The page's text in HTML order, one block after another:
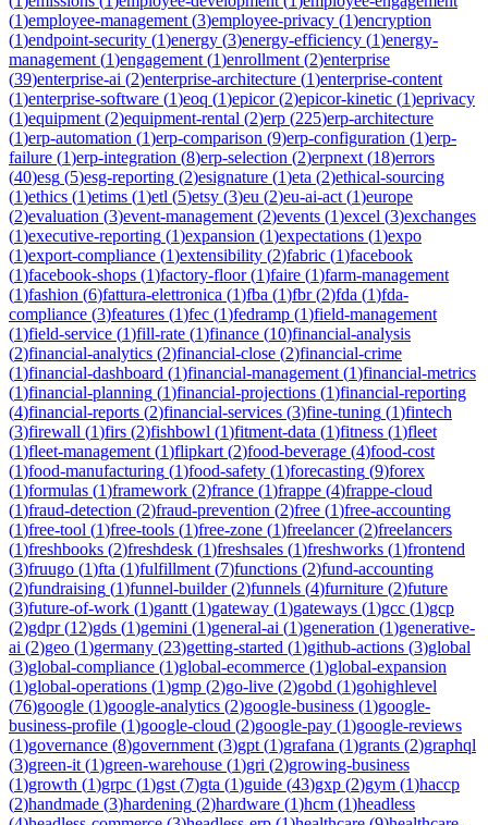
(1)employee-management (3)employee-privacy (1)encryption
(1)endpoint-security (1)energy (3)energy-efficiency (1)energy-
management (1)engagement (1)enrollment (2)enterprise
(39)enterprise-ai (2)enterprise-architecture (1)enterprise-content
(1)enterprise-software (1)eoq (1)epicor(2)epicor-kinetic (1)eprivacy
(1)equipment (2)equipment-rental (2)erp (225)erp-architecture
(1)erp-automation (1)erp-comparison (9)erp-configuration (1)erp-
failure (1)erp-integration (8)erp-selection (2)erpnext (18)errors
(40)esg (5)esg-reporting (2)esignature (1)eta (2)ethical-sourcing
(1)ethics (1)etims (1)etl (5)etsy (3)eu (2)eu-ai-act (1)europe
(2)evaluation (3)event-management (2)events (1)excel (3)exchanges
(1)executive-reporting (1)expansion (1)expectations (1)expo
(1)export-compliance (1)extensibility (2)fabric (1)facebook
(1)facebook-shops (1)factory-floor(1)faire (1)farm-management
(1)fashion (6)fattura-elettronica (1)fba (1)fbr(2)fda (1)fda-
compliance (3)features (1)fec (1)fedramp (1)field-management
(1)field-service (1)fill-rate (1)finance (10)financial-analysis
(2)financial-analytics (2)financial-close (2)financial-crime
(1)financial-dashboard (1)financial-management (1)financial-metrics
(1)financial-planning (1)financial-projections (1)financial-reporting
(4)financial-reports (2)financial-services (3)fine-tuning (1)fintech
(3)firewall (1)firs (2)fishbowl (1)fitment-data (1)fitness (1)fleet
(1)fleet-management (1)flipkart (2)food-beverage (4)food-cost
(1)food-manufacturing (1)food-safety (1)forecasting (9)forex
(1)formulas (1)framework (2)france (1)frappe (4)frappe-cloud
(1)fraud-detection (2)fraud-prevention (2)free (1)free-accounting
(1)free-tool (1)free-tools (1)free-zone (1)freelancer(2)freelancers
(1)freshbooks (2)freshdesk (1)freshsales (1)freshworks (1)frontend
(3)fruugo (1)fta (1)fulfillment (7)functions (2)fund-accounting
(2)fundraising (1)funnel-builder(2)funnels (4)furniture (2)future
(3)future-of-work (1)gantt (1)gateway (1)gateways (1)gcc (1)gcp
(2)gdpr(12)gds (1)gemini (1)general-ai (1)generation (1)generative-
ai (2)geo (1)germany (23)getting-started (1)github-actions (3)global
(3)global-compliance (1)global-ecommerce (1)global-expansion
(1)global-operations (1)gmp (2)go-live (2)gobd (1)gohighlevel
(76)google (1)google-analytics (2)google-business (1)google-
business-profile (1)google-cloud (2)google-pay (1)google-reviews
(1)governance (8)government (3)gpt (1)grafana (1)grants (2)graphql
(3)green-it (1)green-warehouse (1)gri (2)growing-business
(1)growth (1)grpc (1)gst (7)gta (1)guide (43)gxp (2)gym (1)haccp
(2)handmade (3)hardening (2)hardware (1)hcm (1)headless